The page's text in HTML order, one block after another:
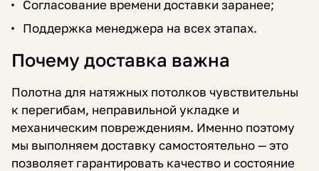
Согласование времени доставки заранее;
Поддержка менеджера на всех этапах.
Почему доставка важна
Полотна для натяжных потолков чувствительны
к перегибам, неправильной укладке и
механическим повреждениям. Именно поэтому
мы выполняем доставку самостоятельно — это
позволяет гарантировать качество и состояние